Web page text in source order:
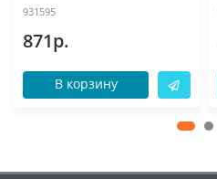
931595
871р.
В корзину